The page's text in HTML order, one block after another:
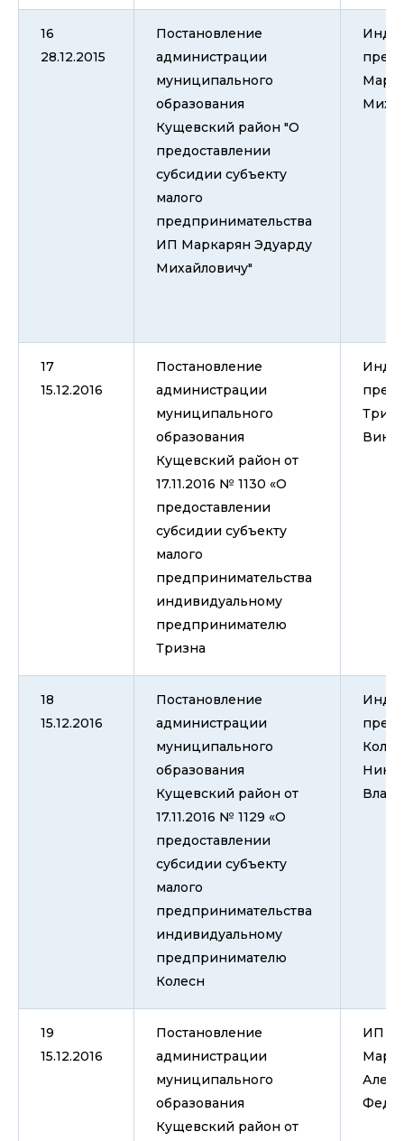
16
28.12.2015
Постановление
администрации
муниципального
образования
Кущевский район "О
предоставлении
субсидии субъекту
малого
предпринимательства
ИП Маркарян Эдуарду
Михайловичу"
17
15.12.2016
Постановление
администрации
муниципального
образования
Кущевский район от
17.11.2016 № 1130 «О
предоставлении
субсидии субъекту
малого
предпринимательства
индивидуальному
предпринимателю
Тризна
18
15.12.2016
Постановление
администрации
муниципального
образования
Кущевский район от
17.11.2016 № 1129 «О
предоставлении
субсидии субъекту
малого
предпринимательства
индивидуальному
предпринимателю
Колесн
19
15.12.2016
Постановление
администрации
муниципального
образования
Кущевский район от
ИП